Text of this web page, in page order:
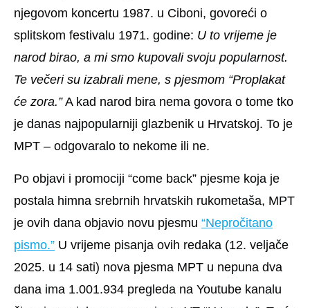
njegovom koncertu 1987. u Ciboni, govoreći o
splitskom festivalu 1971. godine: U to vrijeme je
narod birao, a mi smo kupovali svoju popularnost.
Te večeri su izabrali mene, s pjesmom “Proplakat
će zora.”A kad narod bira nema govora o tome tko
je danas najpopularniji glazbenik u Hrvatskoj. To je
MPT – odgovaralo to nekome ili ne.
Po objavi i promociji “come back” pjesme koja je
postala himna srebrnih hrvatskih rukometaša, MPT
je ovih dana objavio novu pjesmu “Nepročitano
pismo.” U vrijeme pisanja ovih redaka (12. veljače
2025. u 14 sati) nova pjesma MPT u nepuna dva
dana ima 1.001.934 pregleda na Youtube kanalu